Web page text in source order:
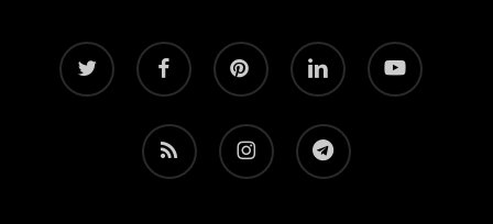
twitter facebook pinterest linkedin youtube
RSS instagram telegram